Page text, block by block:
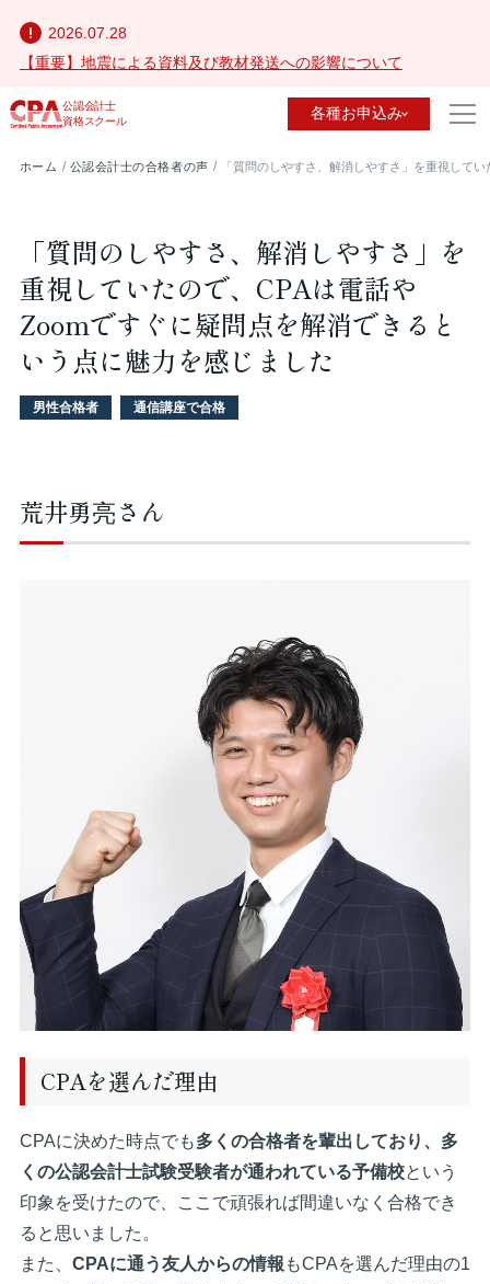
2026.07.28
【重要】地震による資料及び教材発送への影響について
公認会計士
資格スクール
各種お申込み
ホーム 公認会計士の合格者の声 「質問のしやすさ、解消しやすさ」を重視して
「質問のしやすさ、解消しやすさ」を
重視していたので、CPAは電話や
Zoomですぐに疑問点を解消できると
いう点に魅力を感じました
男性合格者 通信講座で合格
荒井勇亮さん
CPAを選んだ理由
CPAに決めた時点でも多くの合格者を輩出しており、多
くの公認会計士試験受験者が通われている予備校という
印象を受けたので、ここで頑張れば間違いなく合格でき
ると思いました。
また、 CPAに通う友人からの情報 もCPAを選んだ理由の1